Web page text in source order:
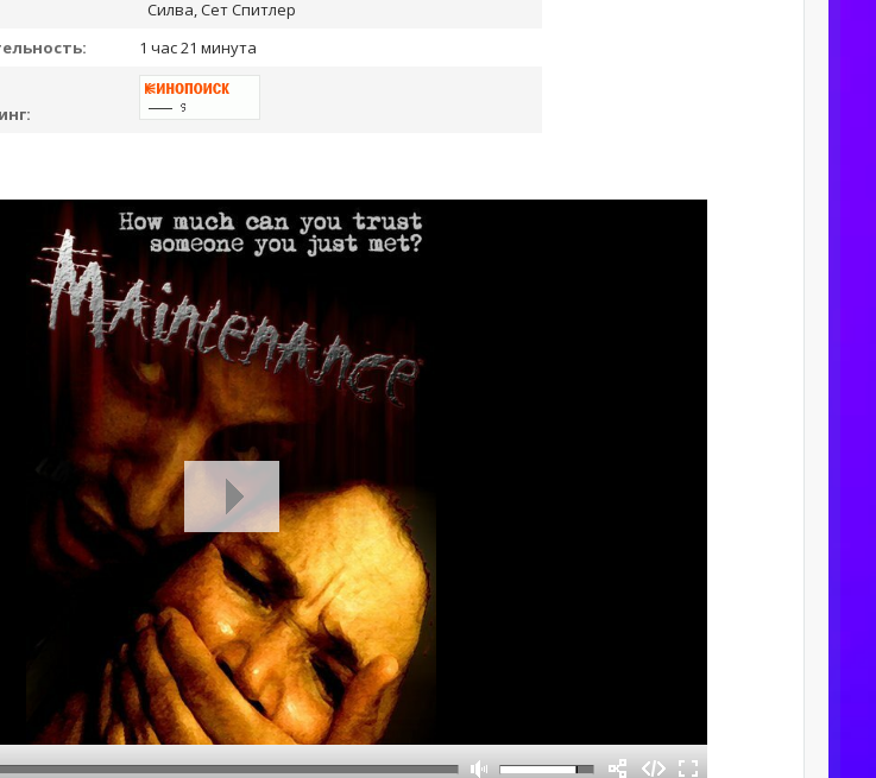
Силва, Сет Спитлер
1 час 21 минута